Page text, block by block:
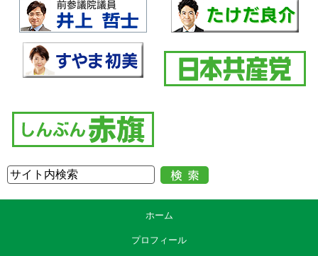
ホーム
プロフィール